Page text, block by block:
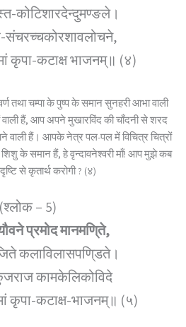
कोटिशारदेन्दुमण्ङले।
संचरच्चकोरशावलोचने,
कृपा-कटाक्ष भाजनम्॥ (४)
तथा चम्पा के पुष्प के समान सुनहरी आभा वाली
हैं, आप अपने मुखारविंद की चाँदनी से शरद
वाली हैं। आपके नेत्र पल-पल में विचित्र चित्रों
के समान हैं, हे वृन्दावनेश्वरी माँ! आप मुझे कब
से कृतार्थ करोगी ? (४)
(श्लोक – 5)
प्रमोद मानमणि्ते,
कलाविलासपणि्डते।
कामकेलिकोविदे
कृपा-कटाक्ष-भाजनम्॥ (५)